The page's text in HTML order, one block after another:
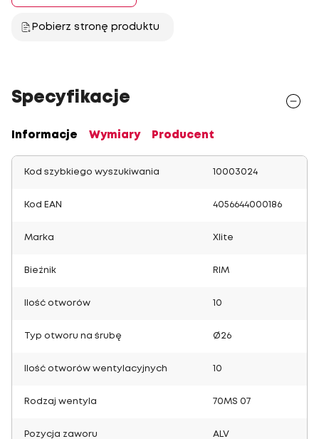
Pobierz stronę produktu
Specyfikacje
Informacje Wymiary Producent
Kod szybkiego wyszukiwania 10003024
Kod EAN 4056644000186
Marka Xlite
Bieżnik RIM
Ilość otworów 10
Typ otworu na śrubę Ø26
Ilość otworów wentylacyjnych 10
Rodzaj wentyla 70MS 07
Pozycja zaworu ALV